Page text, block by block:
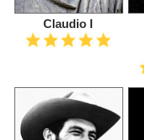
Claudio I